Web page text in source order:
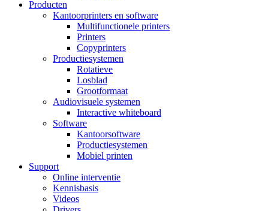
Producten
Kantoorprinters en software
Multifunctionele printers
Printers
Copyprinters
Productiesystemen
Rotatieve
Losblad
Grootformaat
Audiovisuele systemen
Interactive whiteboard
Software
Kantoorsoftware
Productiesystemen
Mobiel printen
Support
Online interventie
Kennisbasis
Videos